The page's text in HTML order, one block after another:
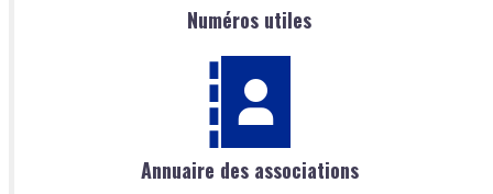
Numéros utiles
Annuaire des associations